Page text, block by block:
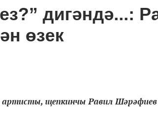
дигәндә...:
өзек
артисты, щепкинчы Равил